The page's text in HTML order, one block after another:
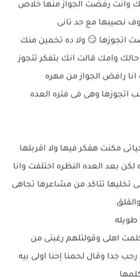
وانت رفضت الجواز منها خلاص
نصيبها مع حد تانى
اتجوزها 😏 ولا ده تخمين منك
وامك قالت انك بتفكر تتجوز
رافض الجواز من مهره
اتجوزها وهى فى فتره العده
مكنت هفكر فيها ولا اقربلها
بعد العده النظره اختلفت وانا
تخليها تتاكد من مشاعرها تجاهى
طويله
كلمت اهلى وقولتلهم رغبتى من
رحب جدا وقال لحمنا إحنا اولى بيه